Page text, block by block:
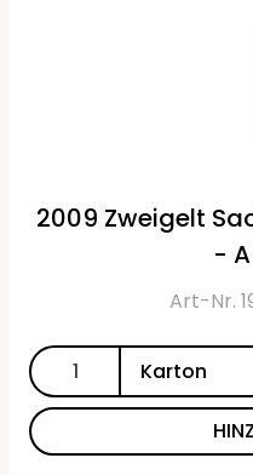
2009 Zweigelt
-
Art-Nr.